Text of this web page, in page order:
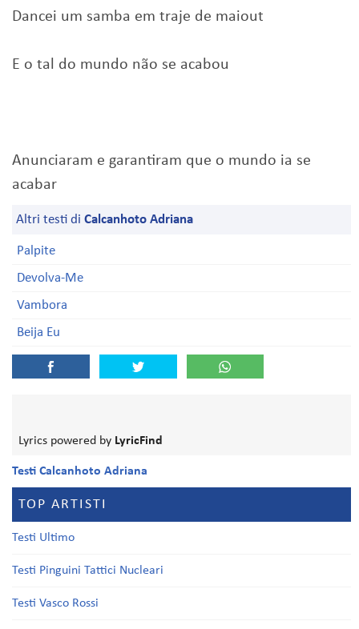
Dancei um samba em traje de maiout
E o tal do mundo não se acabou
Anunciaram e garantiram que o mundo ia se
acabar
Altri testi di Calcanhoto Adriana
Palpite
Devolva-Me
Vambora
Beija Eu
Lyrics powered by LyricFind
Testi Calcanhoto Adriana
TOP ARTISTI
Testi Ultimo
Testi Pinguini Tattici Nucleari
Testi Vasco Rossi